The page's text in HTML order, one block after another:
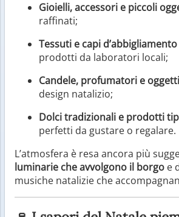
Gioielli, accessori e piccoli
raffinati;
Tessuti e capi
prodotti da laboratori locali;
Candele, profumatori e
design natalizio;
Dolci tradizionali e prodotti
perfetti da gustare o regalare.
L’atmosfera è resa ancora più
luminarie che avvolgono il borgo e
musiche natalizie che